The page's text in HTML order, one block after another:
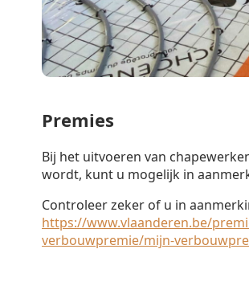
Premies
Bij het uitvoeren van
wordt, kunt u mogelijk in
Controleer zeker of u in
https://www.vlaanderen.be/
verbouwpremie/mijn-